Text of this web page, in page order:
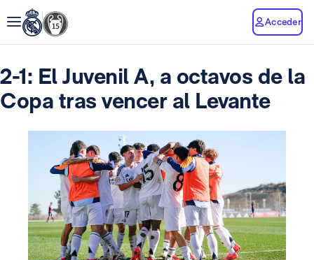
Acceder
2-1: El Juvenil A, a octavos de la
Copa tras vencer al Levante